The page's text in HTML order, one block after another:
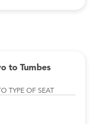
to Tumbes
TYPE OF SEAT